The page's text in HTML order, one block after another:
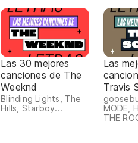
Las 30 mejores
canciones de The
Weeknd
Blinding Lights, The
Hills, Starboy...
Las
Travis
MODE,
THE